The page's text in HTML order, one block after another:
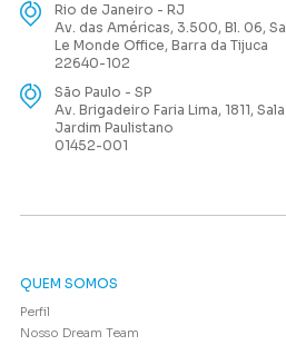
Rio de Janeiro - RJ
Av. das Américas, 3.500, Bl. 06,
Le Monde Office, Barra da Tijuca
22640-102
São Paulo - SP
Av. Brigadeiro Faria Lima, 1811,
Jardim Paulistano
01452-001
QUEM SOMOS
Perfil
Nosso Dream Team